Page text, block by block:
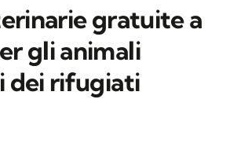
gratuite a
gli animali
dei rifugiati